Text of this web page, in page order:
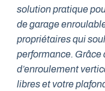
solution pratique
de garage
propriétaires qui
performance. Grâce
d’enroulement
libres et votre